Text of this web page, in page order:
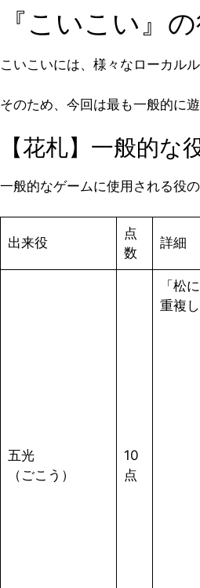
『こいこい』
こいこいには、様々なローカル
そのため、今回は最も一般的に
【花札】一般的な
一般的なゲームに使用される役
出来役
点
数
詳細
五光
（ごこう）
10
点
「松
重複し